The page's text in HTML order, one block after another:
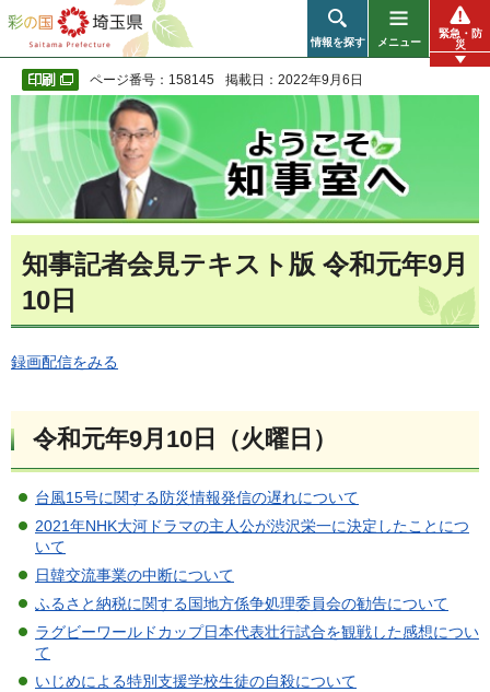
彩の国 埼玉県
情報を探す メニュー
緊急・防
災
ページ番号：158145 掲載日：2022年9月6日
知事記者会見テキスト版 令和元年9月
10日
録画配信をみる
令和元年9月10日（火曜日）
台風15号に関する防災情報発信の遅れについて
2021年NHK大河ドラマの主人公が渋沢栄一に決定したことにつ
いて
日韓交流事業の中断について
ふるさと納税に関する国地方係争処理委員会の勧告について
ラグビーワールドカップ日本代表壮行試合を観戦した感想につい
て
いじめによる特別支援学校生徒の自殺について